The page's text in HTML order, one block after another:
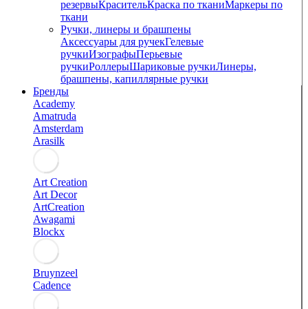
резервыКрасительКраска по тканиМаркеры по
ткани
Ручки, линеры и брашпены
Аксессуары для ручекГелевые
ручкиИзографыПерьевые
ручкиРоллерыШариковые ручкиЛинеры,
брашпены, капиллярные ручки
Бренды
Academy
Amatruda
Amsterdam
Arasilk
Art Creation
Art Decor
ArtCreation
Awagami
Blockx
Bruynzeel
Cadence